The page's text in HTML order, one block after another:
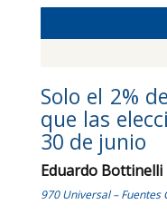
Solo el 2%
que las
30 de junio
Eduardo Bottinelli
970 Universal – Fuentes